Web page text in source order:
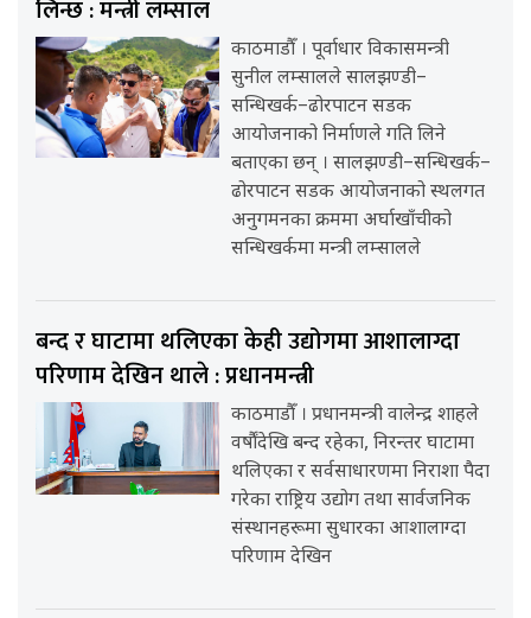
लिन्छ : मन्त्री लम्साल
काठमाडौँ । पूर्वाधार विकासमन्त्री
सुनील लम्सालले सालझण्डी–
सन्धिखर्क–ढोरपाटन सडक
आयोजनाको निर्माणले गति लिने
बताएका छन् । सालझण्डी–सन्धिखर्क–
ढोरपाटन सडक आयोजनाको स्थलगत
अनुगमनका क्रममा अर्घाखाँचीको
सन्धिखर्कमा मन्त्री लम्सालले
बन्द र घाटामा थलिएका केही उद्योगमा आशालाग्दा
परिणाम देखिन थाले : प्रधानमन्त्री
काठमाडौँ । प्रधानमन्त्री वालेन्द्र शाहले
वर्षौंदेखि बन्द रहेका, निरन्तर घाटामा
थलिएका र सर्वसाधारणमा निराशा पैदा
गरेका राष्ट्रिय उद्योग तथा सार्वजनिक
संस्थानहरूमा सुधारका आशालाग्दा
परिणाम देखिन